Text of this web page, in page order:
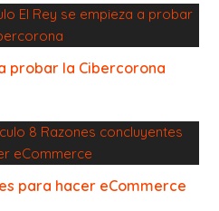
probar la Cibercorona
para hacer eCommerce